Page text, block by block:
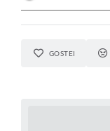
GOSTEI